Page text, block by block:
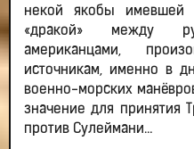
некой якобы имевшей
«дракой» между
американцами,
источникам, именно в
военно-морских
значение для принятия
против Сулеймани…